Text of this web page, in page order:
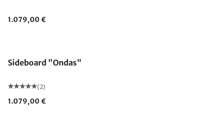
1.079,00 €
Sideboard "Ondas"
(2)
1.079,00 €